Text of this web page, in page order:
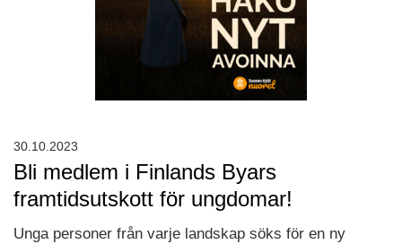
Bli medlem i Finlands Byars
framtidsutskott för ungdomar!
Unga personer från varje landskap söks för en ny
30.10.2023